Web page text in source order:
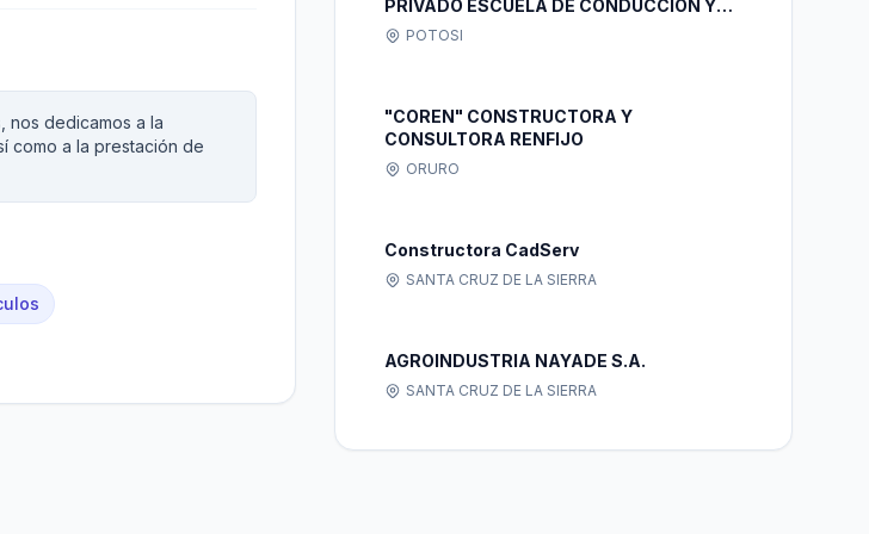
nos dedicamos a la
como a la prestación de
PRIVADO ESCUELA DE CONDUCCION Y
OPERADORES "IVECO" S.R.L.
POTOSI
"COREN" CONSTRUCTORA Y
CONSULTORA RENFIJO
ORURO
Constructora CadServ
SANTA CRUZ DE LA SIERRA
AGROINDUSTRIA NAYADE S.A.
SANTA CRUZ DE LA SIERRA